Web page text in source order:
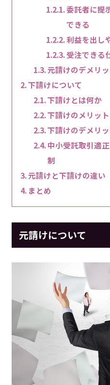
委託者に提
できる
利益を出し
受注できる
元請けのデメリ
下請けについて
下請けとは何か
下請けのメリット
下請けのデメリ
中小受託取引適
制
元請けと下請けの違い
まとめ
元請けについて